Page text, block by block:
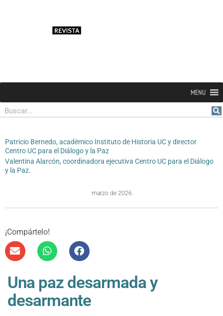
MENU
Buscar
Patricio Bernedo, académico Instituto de Historia UC y director
Centro UC para el Diálogo y la Paz
Valentina Alarcón, coordinadora ejecutiva Centro UC para el Diálogo
y la Paz.
marzo de 2026
¡Compártelo!
Una paz desarmada y
desarmante